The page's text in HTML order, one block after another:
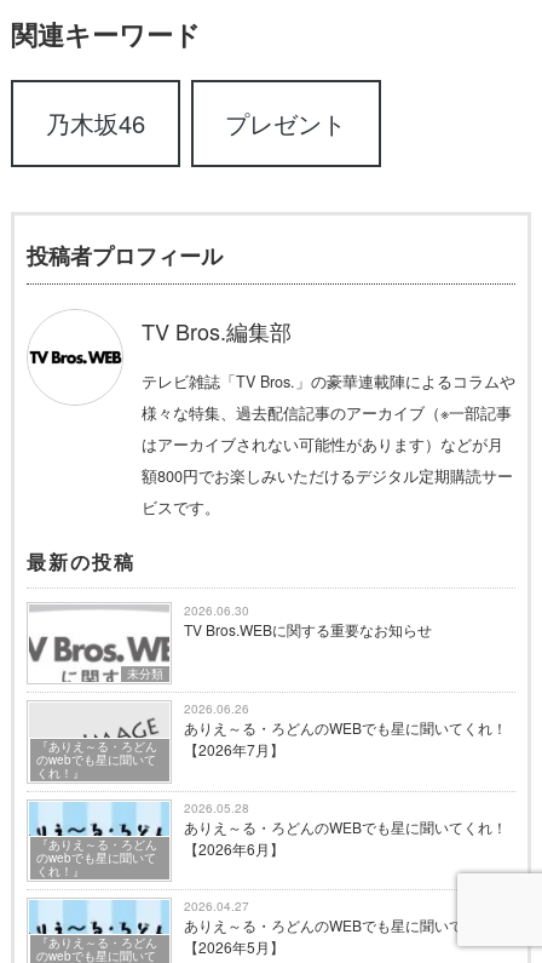
関連キーワード
乃木坂46 プレゼント
投稿者プロフィール
TV Bros.編集部
テレビ雑誌「TV Bros.」の豪華連載陣によるコラムや
様々な特集、過去配信記事のアーカイブ（※一部記事
はアーカイブされない可能性があります）などが月
額800円でお楽しみいただけるデジタル定期購読サー
ビスです。
最新の投稿
未分類
2026.06.30
TV Bros.WEBに関する重要なお知らせ
『ありえ～る・ろどん
のwebでも星に聞いて
くれ！』
2026.06.26
ありえ～る・ろどんのWEBでも星に聞いてくれ！
【2026年7月】
『ありえ～る・ろどん
のwebでも星に聞いて
くれ！』
2026.05.28
ありえ～る・ろどんのWEBでも星に聞いてくれ！
【2026年6月】
『ありえ～る・ろどん
のwebでも星に聞いて
2026.04.27
ありえ～る・ろどんのWEBでも星に聞いてくれ！
【2026年5月】